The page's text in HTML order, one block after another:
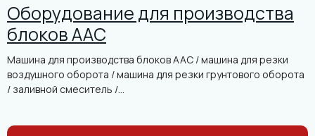
Оборудование для производства
блоков AAC
Машина для производства блоков AAC / машина для резки
воздушного оборота / машина для резки грунтового оборота
/ заливной смеситель /...